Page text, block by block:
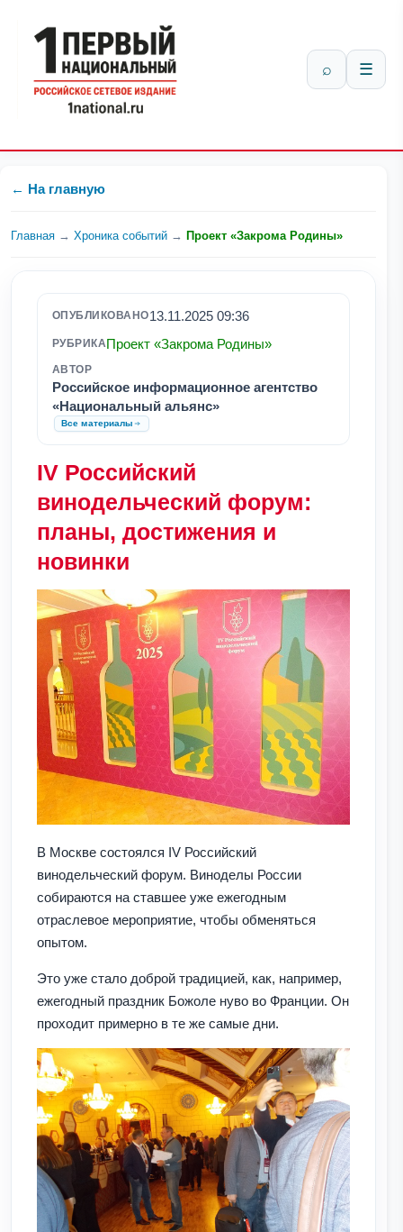
⌕ ☰
← На главную
Главная → Хроника событий → Проект «Закрома Родины»
ОПУБЛИКОВАНО13.11.2025 09:36
РУБРИКАПроект «Закрома Родины»
АВТОР
Российское информационное агентство
«Национальный альянс»
Все материалы
IV Российский
винодельческий форум:
планы, достижения и
новинки
В Москве состоялся IV Российский
винодельческий форум. Виноделы России
собираются на ставшее уже ежегодным
отраслевое мероприятие, чтобы обменяться
опытом.
Это уже стало доброй традицией, как, например,
ежегодный праздник Божоле нуво во Франции. Он
проходит примерно в те же самые дни.